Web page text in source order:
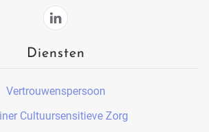
Diensten
Vertrouwenspersoon
Cultuursensitieve Zorg